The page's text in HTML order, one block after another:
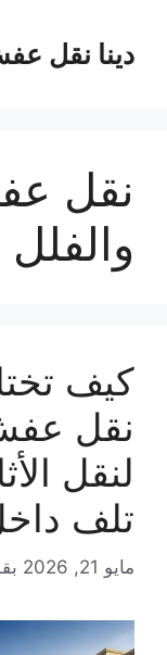
المحتوىدينا نقل
نقل
والفلل
كيف
نقل
لنقل
تلف
مايو 21, 2026